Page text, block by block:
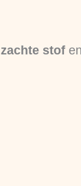
zachte stof